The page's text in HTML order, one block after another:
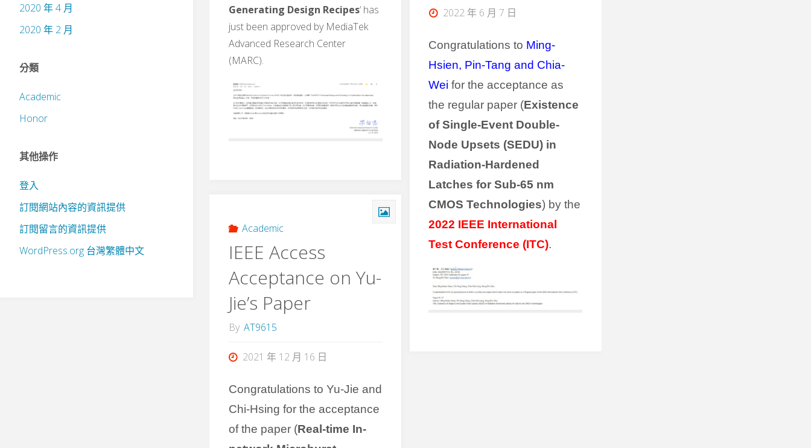
Generating Design Recipes‘ has
just been approved by MediaTek
Advanced Research Center
(MARC).
2022 年 6 月 7 日
Congratulations to Ming-
Hsien, Pin-Tang and Chia-
Weifor the acceptance as
the regular paper (Existence
of Single-Event Double-
Node Upsets (SEDU) in
Radiation-Hardened
Latches for Sub-65 nm
CMOS Technologies) by the
2022 IEEE International
Test Conference (ITC).
Academic
IEEE Access
Acceptance on Yu-
Jie’s Paper
By AT9615
2021 年 12 月 16 日
Congratulations to Yu-Jie and
Chi-Hsing for the acceptance
of the paper (Real-time In-
2020 年 4 月
2020 年 2 月
分類
Academic
Honor
其他操作
登入
訂閱網站內容的資訊提供
訂閱留言的資訊提供
WordPress.org 台灣繁體中文